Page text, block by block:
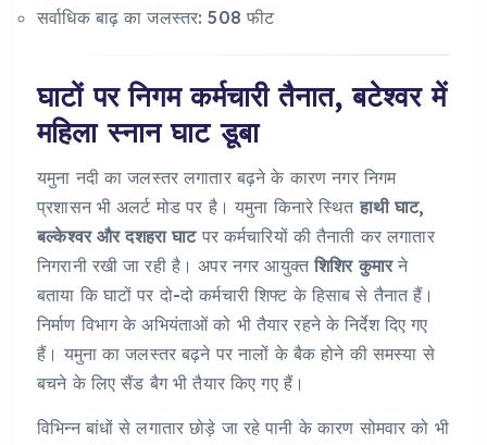
सर्वाधिक बाढ़ का जलस्तर: 508 फीट
घाटों पर निगम कर्मचारी तैनात, बटेश्वर में
महिला स्नान घाट डूबा
यमुना नदी का जलस्तर लगातार बढ़ने के कारण नगर निगम
प्रशासन भी अलर्ट मोड पर है। यमुना किनारे स्थितहाथी घाट,
बल्केश्वर और दशहरा घाटपर कर्मचारियों की तैनाती कर लगातार
निगरानी रखी जा रही है। अपर नगर आयुक्तशिशिर कुमारने
बताया कि घाटों पर दो-दो कर्मचारी शिफ्ट के हिसाब से तैनात हैं।
निर्माण विभाग के अभियंताओं को भी तैयार रहने के निर्देश दिए गए
हैं। यमुना का जलस्तर बढ़ने पर नालों के बैक होने की समस्या से
बचने के लिए सैंड बैग भी तैयार किए गए हैं।
विभिन्न बांधों से लगातार छोड़े जा रहे पानी के कारण सोमवार को भी